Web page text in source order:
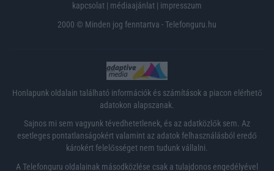
kapcsolat | médiaajánlat | impresszum
2000 © Minden jog fenntartva - Telefonguru.hu
Honlapunk oldalain található információk és számítások a piacon elérhető
adatokon alapszanak.
Sajnos mi sem vagyunk tévedhetetlenek, és az adatközlők sem. Az
esetleges pontatlanságokért valamint az adatok felhasználásból eredő
károkért felelősséget nem tudunk vállalni.
A Telefonguru oldalainak másodközlése csak a tulajdonos engedélyével